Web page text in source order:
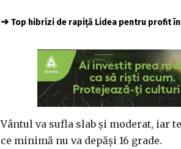
➜ Top hibrizi de rapiță Lidea pentru profit
Vântul va sufla slab şi moderat, iar
ce minimă nu va depăşi 16 grade.